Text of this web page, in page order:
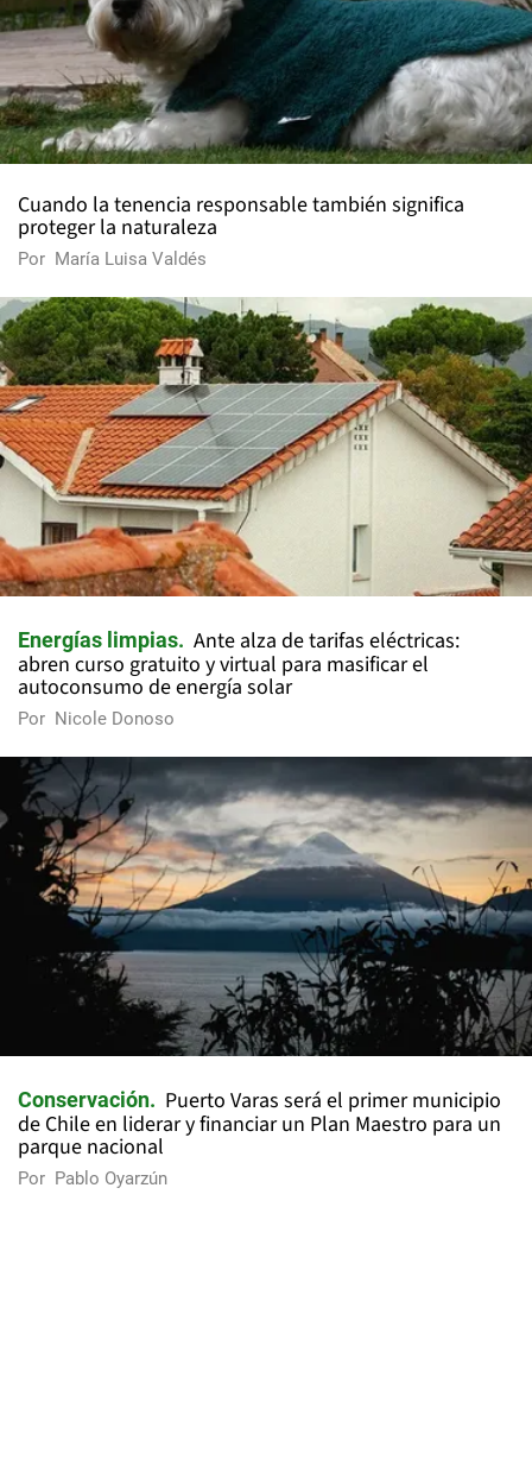
Cuando la tenencia responsable también significa
proteger la naturaleza
Por María Luisa Valdés
Energías limpias
Ante alza de tarifas eléctricas:
abren curso gratuito y virtual para masificar el
autoconsumo de energía solar
Por Nicole Donoso
Conservación
Puerto Varas será el primer municipio
de Chile en liderar y financiar un Plan Maestro para un
parque nacional
Por Pablo Oyarzún